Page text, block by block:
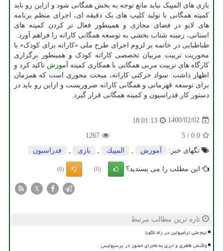
بازی های المپیک نباید مانع توجه به بخش همگانی شود و ازاین رو باید
کمیته همگانی با تولید کلیپ های یک دقیقه ای، اجرای منظم برنامه
های لایو در فضای مجازی و همینطور فعال تر کردن کمیته های
استانی، زمینه شتاب بخشی به توسعه همگانی کاراته را فراهم آورد.
طباطبایی در خاتمه بر لزوم اجرای طرح ملی «کاراته برای کودک» با
محوریت تربیت مربیان تخصصی کاراته کودک و همینطور برگزاری
کارگاه های تربیت مربی همگانی با همکاری کمیته
آموزش تاکید کرد و
اظهار داشت: سواد حرکتی کاراته، مبحث محوری است که همزمان
برای توسعه قهرمانی و همگانی کاراته ضروریست و ازاین رو باید در
دستور کار فدراسیون و کمیته همگانی قرار گیرد.
1400/02/02
18:01:13
0.0
/
5
1267
تگهای خبر:
آموزش المپیك بازی فدراسیون
این مطلب را می پسندید؟ (0)
(0)
X
تازه ترین مطالب مرتبط
تیم ملی ترامپولین در راه ناگویا
واکنش طاهری و ایری به ماجرای حضور در پرسپولیس